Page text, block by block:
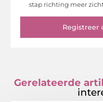
stap richting meer
Registreer
Gerelateerde